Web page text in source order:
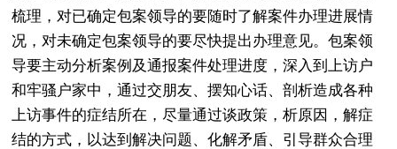
梳理，对已确定包案领导的要随时了解案件办理进展情
况，对未确定包案领导的要尽快提出办理意见。包案领
导要主动分析案例及通报案件处理进度，深入到上访户
和牢骚户家中，通过交朋友、摆知心话、剖析造成各种
上访事件的症结所在，尽量通过谈政策，析原因，解症
结的方式，以达到解决问题、化解矛盾、引导群众合理